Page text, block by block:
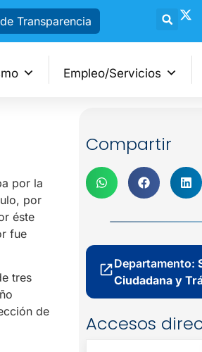
Transparencia
Empleo/Servicios
por la
por
éste
fue
tres
de
Compartir
Departamento:
Ciudadana y
Accesos